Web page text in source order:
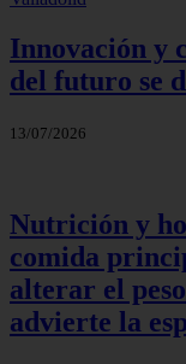
Innovación y
del futuro se
13/07/2026
Nutrición y
comida
alterar el
advierte la